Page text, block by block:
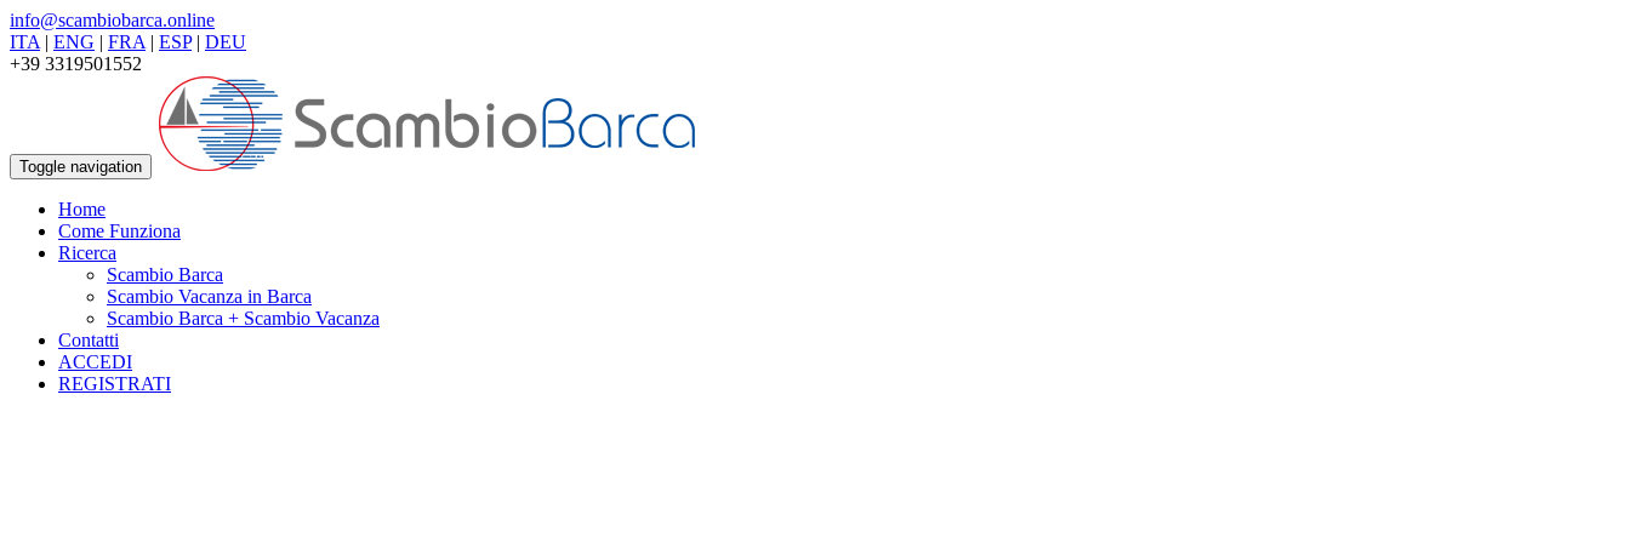
info@scambiobarca.online
ITA | ENG | FRA | ESP| DEU
+39 3319501552
Toggle navigation
Home
Come Funziona
Ricerca
Scambio Barca
Scambio Vacanza in Barca
Scambio Barca + Scambio Vacanza
Contatti
ACCEDI
REGISTRATI